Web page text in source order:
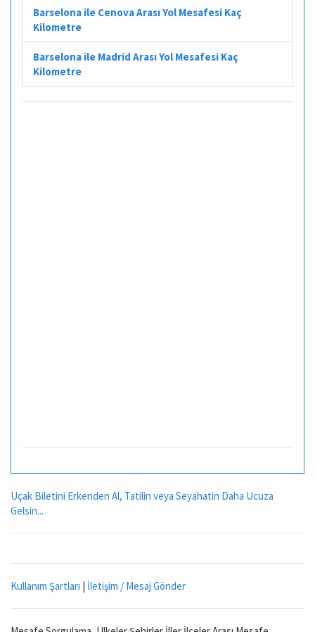
Barselona ile Cenova Arası Yol Mesafesi Kaç
Kilometre
Barselona ile Madrid Arası Yol Mesafesi Kaç
Kilometre
Uçak Biletini Erkenden Al, Tatilin veya Seyahatin Daha Ucuza
Gelsin...
Kullanım Şartları | İletişim / Mesaj Gönder